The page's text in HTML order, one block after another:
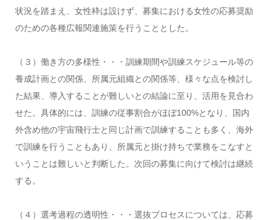
状況を踏まえ、女性枠は設けず、募集における女性の応募奨励
のための各種広報関連施策を行うこととした。
（３）働き方の多様性・・・訓練期間や訓練スケジュール等の
養成計画との関係、所属元組織との関係等、様々な点を検討し
た結果、導入することが難しいとの結論に至り、活用を見合わ
せた。具体的には、訓練の従事割合がほぼ100%となり、国内
外含め他の宇宙飛行士と同じ計画で訓練することも多く、海外
で訓練を行うこともあり、所属元と掛け持ちで業務をこなすと
いうことは難しいと判断した。次回の募集に向けて検討は継続
する。
（４）選考過程の透明性・・・選抜プロセスについては、応募